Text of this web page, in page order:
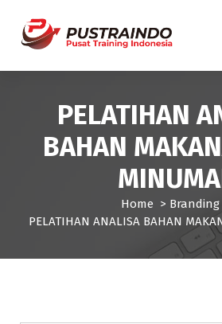
PELATIHAN
BAHAN
Home > Branding
PELATIHAN ANALISA BAHAN